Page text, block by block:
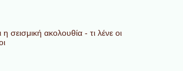
η σεισμική ακολουθία - τι λένε οι